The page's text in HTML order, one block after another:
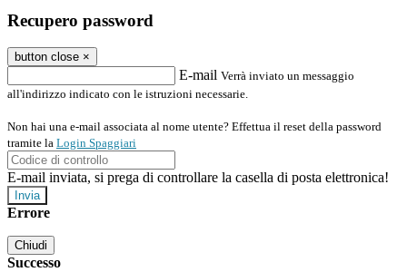
Recupero password
button close ×
E-mail Verrà inviato un messaggio
all'indirizzo indicato con le istruzioni necessarie.
Non hai una e-mail associata al nome utente? Effettua il reset della password
tramite la Login Spaggiari
E-mail inviata, si prega di controllare la casella di posta elettronica!
Errore
Chiudi
Successo